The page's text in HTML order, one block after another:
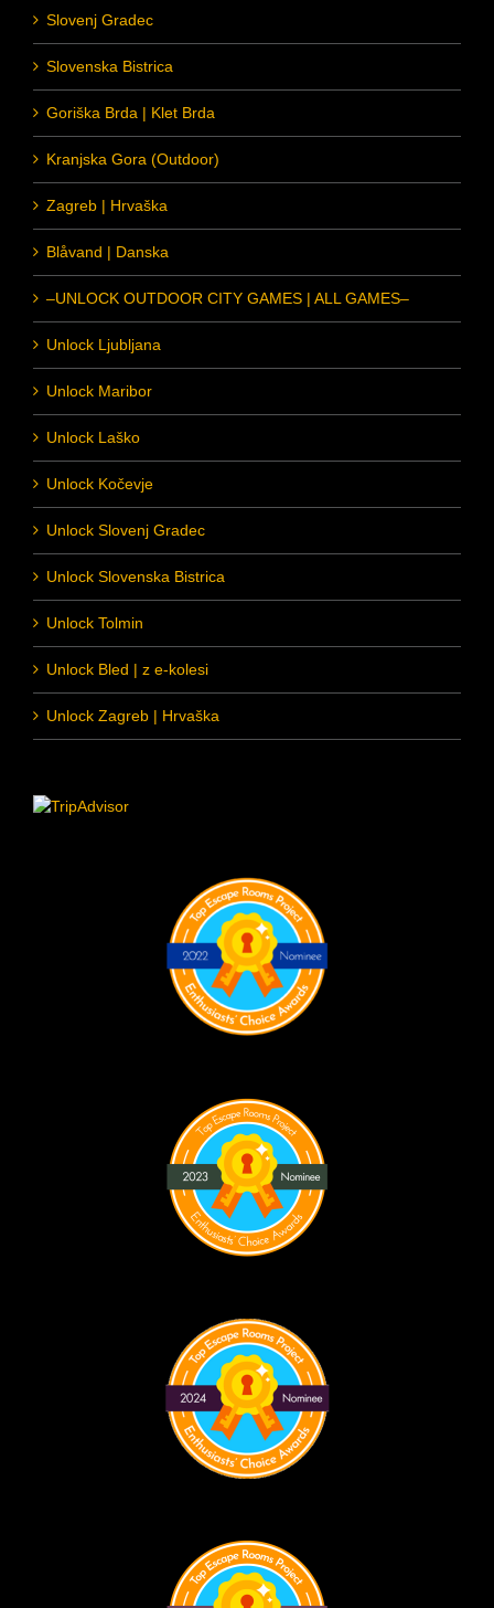
Slovenj Gradec
Slovenska Bistrica
Goriška Brda | Klet Brda
Kranjska Gora (Outdoor)
Zagreb | Hrvaška
Blåvand | Danska
–UNLOCK OUTDOOR CITY GAMES | ALL GAMES–
Unlock Ljubljana
Unlock Maribor
Unlock Laško
Unlock Kočevje
Unlock Slovenj Gradec
Unlock Slovenska Bistrica
Unlock Tolmin
Unlock Bled | z e-kolesi
Unlock Zagreb | Hrvaška